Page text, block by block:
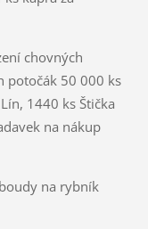
chovných
potočák 50 000 ks
1440 ks Štička
na nákup
na rybník